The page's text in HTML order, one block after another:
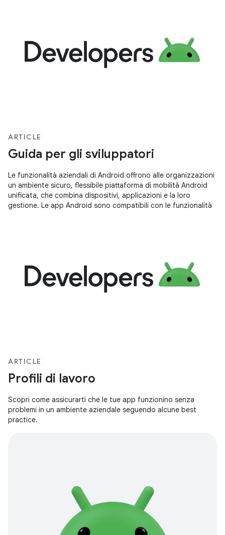
ARTICLE
Guida per gli sviluppatori
Le funzionalità aziendali di Android offrono alle organizzazioni
un ambiente sicuro, flessibile piattaforma di mobilità Android
unificata, che combina dispositivi, applicazioni e la loro
gestione. Le app Android sono compatibili con le funzionalità
ARTICLE
Profili di lavoro
Scopri come assicurarti che le tue app funzionino senza
problemi in un ambiente aziendale seguendo alcune best
practice.